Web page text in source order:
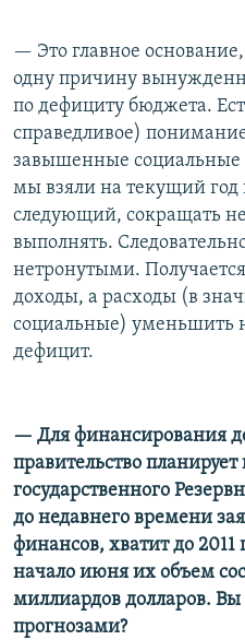
— Это главное
одну причину
по дефициту бюджета.
справедливое)
завышенные социальные
мы взяли на текущий год
следующий, сокращать
выполнять.
нетронутыми.
доходы, а расходы (в
социальные) уменьшить
дефицит.
— Для финансирования
правительство планирует
государственного
до недавнего времени
финансов, хватит до
начало июня их объем
миллиардов долларов.
прогнозами?